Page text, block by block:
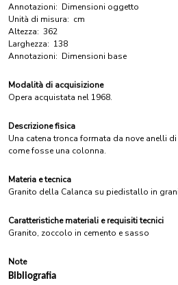
Annotazioni: Dimensioni oggetto
Unità di misura: cm
Altezza: 362
Larghezza: 138
Annotazioni: Dimensioni base
Modalità di acquisizione
Opera acquistata nel 1968.
Descrizione fisica
Una catena tronca formata da nove anelli
come fosse una colonna.
Materia e tecnica
Granito della Calanca su piedistallo in
Caratteristiche materiali e requisiti tecnici
Granito, zoccolo in cemento e sasso
Note
Bibliografia